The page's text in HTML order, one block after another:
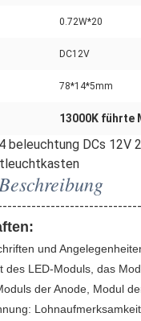
0.72W*20
DC12V
78*14*5mm
13000K führte
beleuchtung DCs
und
des LED-Moduls, das
der Anode, Modul